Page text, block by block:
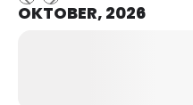
OKTOBER, 2026